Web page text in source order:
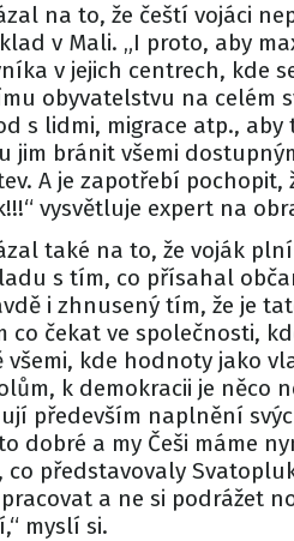
na to, že čeští vojáci
v Mali. „I proto, aby
v jejich centrech, kde
obyvatelstvu na celém
s lidmi, migrace atp.,
jim bránit všemi
A je zapotřebí
vysvětluje expert na
také na to, že voják
s tím, co přísahal
i zhnusený tím, že je
co čekat ve společnosti,
všemi, kde hodnoty jako
k demokracii je něco
především naplnění
dobré a my Češi máme
co představovaly
a ne si podrážet
myslí si.